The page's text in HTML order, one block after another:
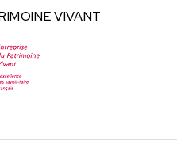
VIVANT